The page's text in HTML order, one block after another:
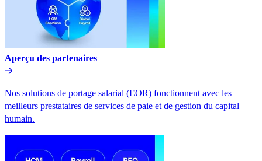
Aperçu des partenaires​​
Nos solutions de portage salarial (EOR) fonctionnent avec les
meilleurs prestataires de services de paie et de gestion du capital
humain.​​